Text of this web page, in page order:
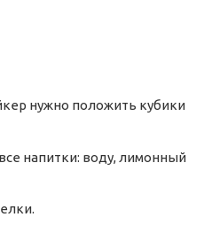
нужно положить кубики
напитки: воду, лимонный